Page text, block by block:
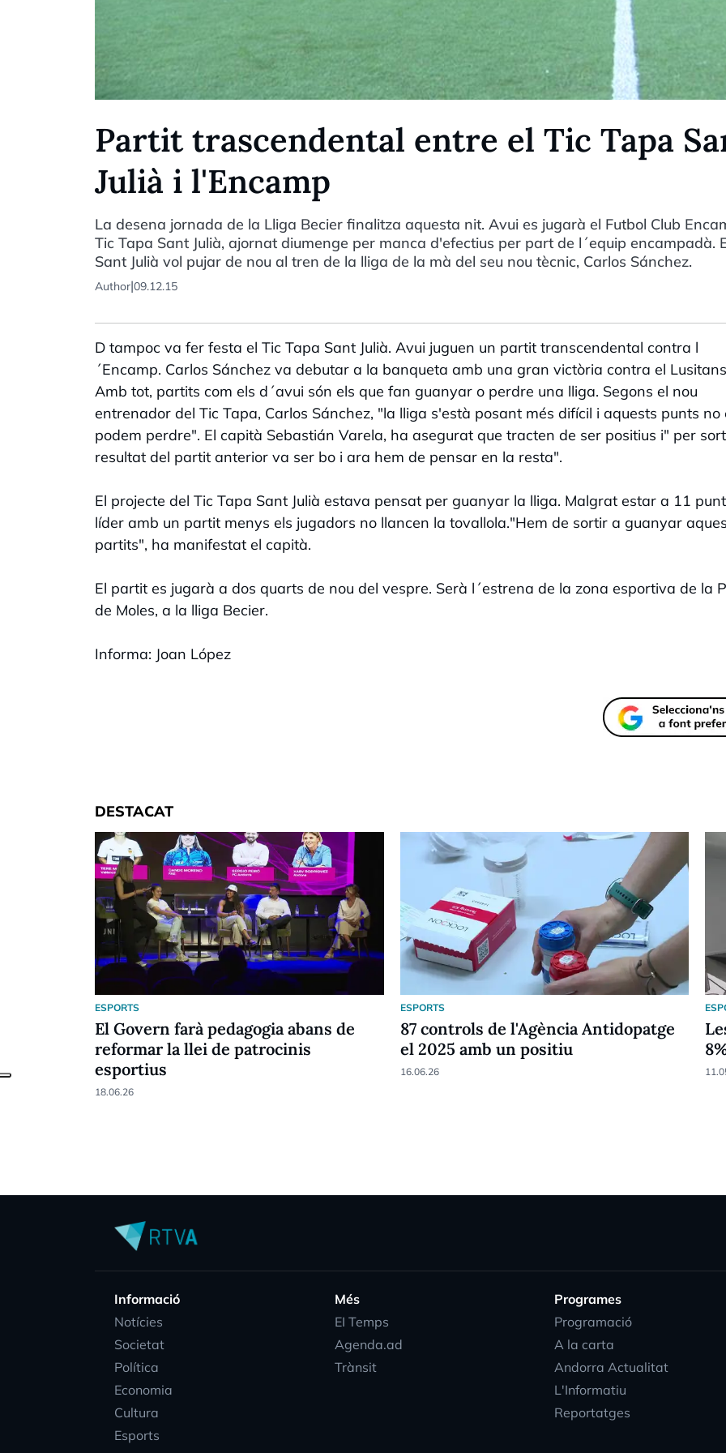
Partit trascendental entre el Tic Tapa
Julià i l'Encamp
La desena jornada de la Lliga Becier finalitza aquesta nit. Avui es jugarà el Futbol Club
Tic Tapa Sant Julià, ajornat diumenge per manca d'efectius per part de l´equip encampadà.
Sant Julià vol pujar de nou al tren de la lliga de la mà del seu nou tècnic, Carlos Sánchez.
Author|09.12.15
D tampoc va fer festa el Tic Tapa Sant Julià. Avui juguen un partit transcendental contra l
´Encamp. Carlos Sánchez va debutar a la banqueta amb una gran victòria contra el
Amb tot, partits com els d´avui són els que fan guanyar o perdre una lliga. Segons el nou
entrenador del Tic Tapa, Carlos Sánchez, "la lliga s'està posant més difícil i aquests punts no
podem perdre". El capità Sebastián Varela, ha asegurat que tracten de ser positius i" per
resultat del partit anterior va ser bo i ara hem de pensar en la resta".
El projecte del Tic Tapa Sant Julià estava pensat per guanyar la lliga. Malgrat estar a 11
líder amb un partit menys els jugadors no llancen la tovallola."Hem de sortir a guanyar
partits", ha manifestat el capità.
El partit es jugarà a dos quarts de nou del vespre. Serà l´estrena de la zona esportiva de la
de Moles, a la lliga Becier.
Informa: Joan López
DESTACAT
ESPORTS
El Govern farà pedagogia abans de
reformar la llei de patrocinis
esportius
18.06.26
ESPORTS
87 controls de l'Agència Antidopatge
el 2025 amb un positiu
16.06.26
Informació
Notícies
Societat
Política
Economia
Cultura
Esports
Més
EI Temps
Agenda.ad
Trànsit
Programes
Programació
A la carta
Andorra Actualitat
L'Informatiu
Reportatges